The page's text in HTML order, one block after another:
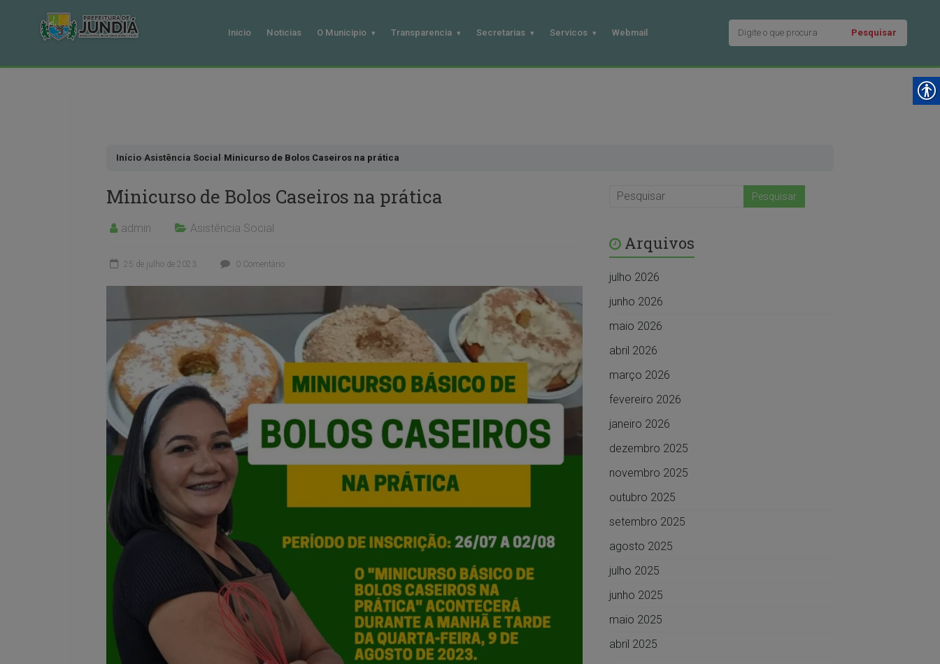
Inicio Noticias O Municipio Transparencia Secretarias Servicos Webmail Pesquisar
Início›Asistência Social ›Minicurso de Bolos Caseiros na prática
Minicurso de Bolos Caseiros na prática
admin Asistência Social
25 de julho de 2023 0 Comentário
Arquivos
julho 2026
junho 2026
maio 2026
abril 2026
março 2026
fevereiro 2026
janeiro 2026
dezembro 2025
novembro 2025
outubro 2025
setembro 2025
agosto 2025
julho 2025
junho 2025
maio 2025
abril 2025